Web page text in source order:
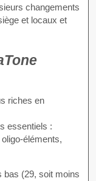
changements
et locaux et
riches en
essentiels :
éléments,
bas (29, soit moins